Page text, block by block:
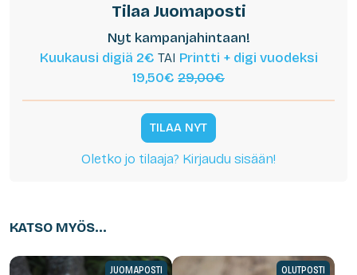
Tilaa Juomaposti
Nyt kampanjahintaan!
Kuukausi digiä 2€ TAI Printti + digi vuodeksi
19,50€ 29,00€
TILAA NYT
Oletko jo tilaaja? Kirjaudu sisään!
KATSO MYÖS...
JUOMAPOSTI OLUTPOSTI